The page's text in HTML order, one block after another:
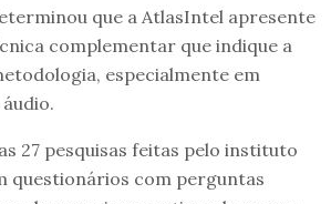
que a AtlasIntel apresente
complementar que indique a
especialmente em
27 pesquisas feitas pelo instituto
questionários com perguntas